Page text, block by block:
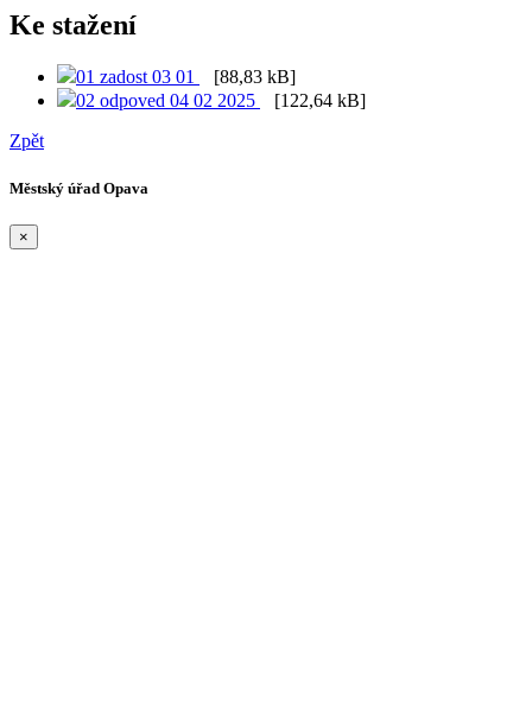
Ke stažení
01 zadost 03 01
[88,83 kB]
02 odpoved 04 02 2025
[122,64 kB]
Zpět
Městský úřad Opava
×